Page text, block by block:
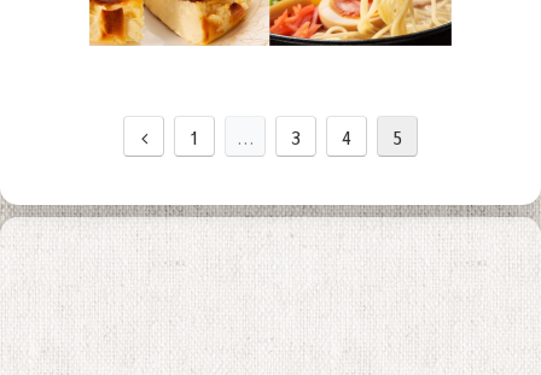
1 … 3 4 5